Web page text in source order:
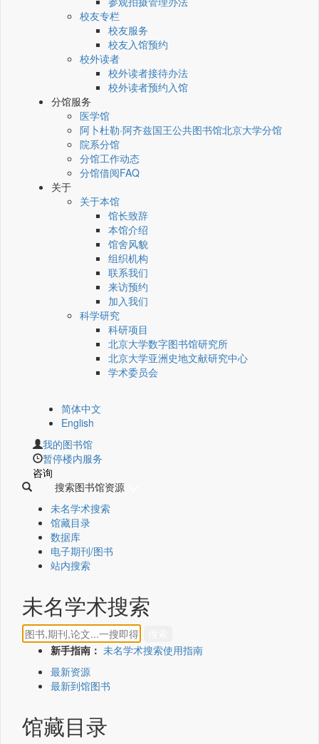
校友专栏
校友服务
校友入馆预约
校外读者
校外读者接待办法
校外读者预约入馆
分馆服务
医学馆
阿卜杜勒·阿齐兹国王公共图书馆北京大学分馆
院系分馆
分馆工作动态
分馆借阅FAQ
关于
关于本馆
馆长致辞
本馆介绍
馆舍风貌
组织机构
联系我们
来访预约
加入我们
科学研究
科研项目
北京大学数字图书馆研究所
北京大学亚洲史地文献研究中心
学术委员会
简体中文
English
我的图书馆
暂停楼内服务
咨询
搜索图书馆资源
未名学术搜索
馆藏目录
数据库
电子期刊/图书
站内搜索
未名学术搜索
新手指南： 未名学术搜索使用指南
最新资源
最新到馆图书
馆藏目录